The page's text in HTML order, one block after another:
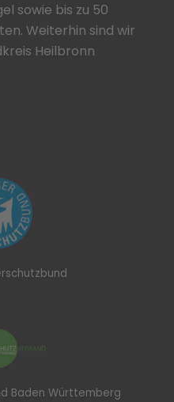
sowie bis zu 50
Weiterhin sind wir
Heilbronn
Baden Württemberg